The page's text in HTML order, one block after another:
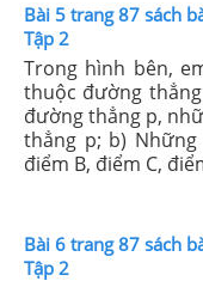
Bài 5 trang 87 sách
Tập 2
Trong hình bên, em hãy chỉ ra
thuộc đường
đường thẳng p,
thẳng p; b)
điểm B, điểm C,
Bài 6 trang 87 sách
Tập 2